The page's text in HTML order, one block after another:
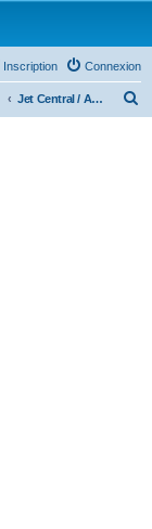
Connexion
Inscription
Jet Central / Artes